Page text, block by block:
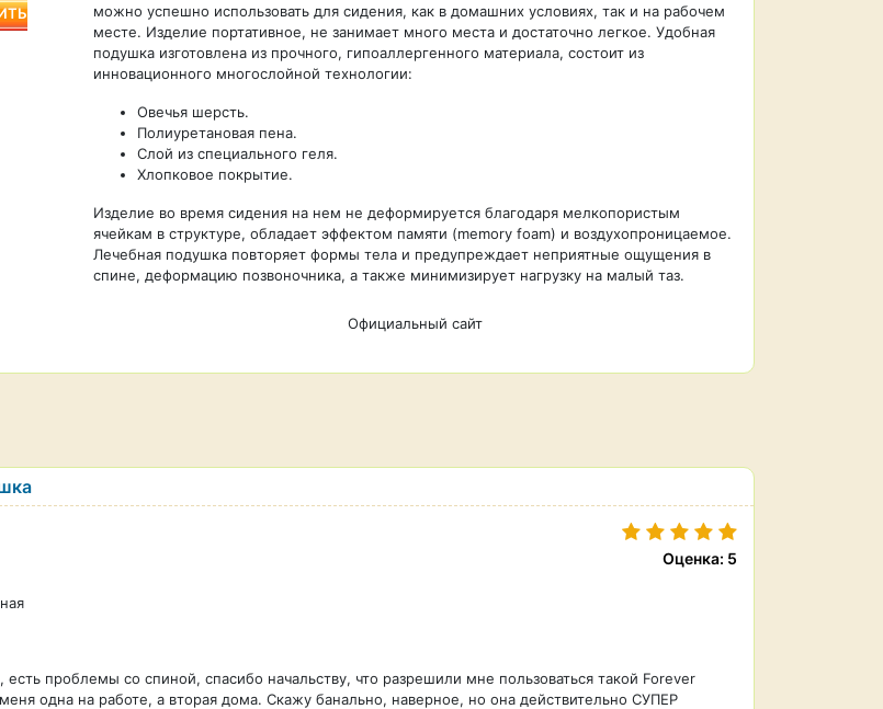
можно успешно использовать для сидения, как в домашних условиях, так и на рабочем
месте. Изделие портативное, не занимает много места и достаточно легкое. Удобная
подушка изготовлена из прочного, гипоаллергенного материала, состоит из
инновационного многослойной технологии:
Овечья шерсть.
Полиуретановая пена.
Слой из специального геля.
Хлопковое покрытие.
Изделие во время сидения на нем не деформируется благодаря мелкопористым
ячейкам в структуре, обладает эффектом памяти (memory foam) и воздухопроницаемое.
Лечебная подушка повторяет формы тела и предупреждает неприятные ощущения в
спине, деформацию позвоночника, а также минимизирует нагрузку на малый таз.
Официальный сайт
Оценка: 5
есть проблемы со спиной, спасибо начальству, что разрешили мне пользоваться такой Forever
одна на работе, а вторая дома. Скажу банально, наверное, но она действительно СУПЕР